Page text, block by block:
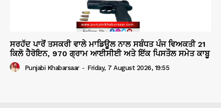
ਸਰਹੱਦ ਪਾਰੋਂ ਤਸਕਰੀ ਵਾਲੇ ਮਾਡਿਊਲ ਨਾਲ ਸਬੰਧਤ ਪੰਜ ਵਿਅਕਤੀ 21
ਕਿਲੋ ਹੈਰੋਇਨ, 970 ਗ੍ਰਾਮ ਆਈਸੀਈ ਅਤੇ ਇੱਕ ਪਿਸਤੌਲ ਸਮੇਤ ਕਾਬੂ
Punjabi Khabarsaar - Friday, 7 August 2026, 19:55